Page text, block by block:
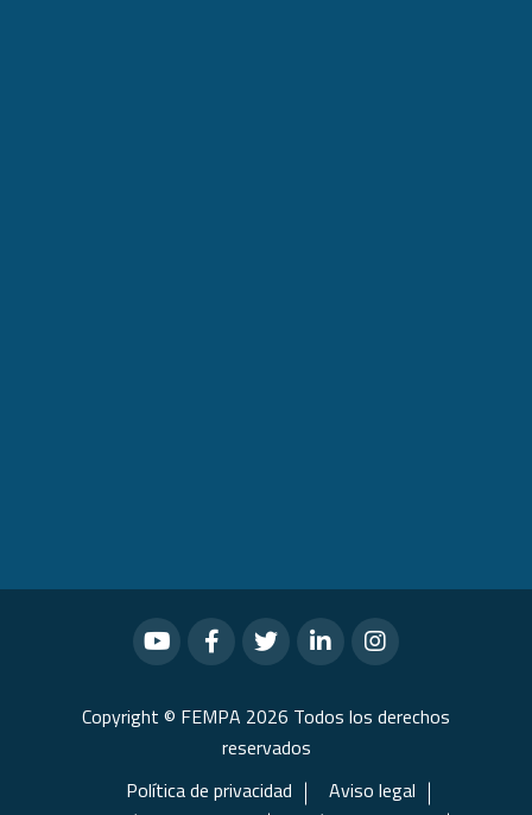
Copyright © FEMPA 2026 Todos los derechos
reservados
Política de privacidad
Aviso legal